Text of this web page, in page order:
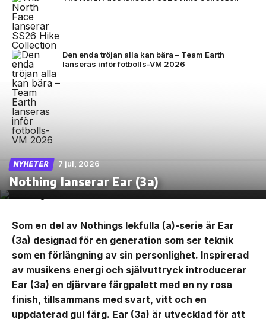
Den enda tröjan alla kan bära – Team Earth
lanseras inför fotbolls-VM 2026
NYHETER 7 jul, 2026
Nothing lanserar Ear (3a)
Som en del av Nothings lekfulla (a)-serie är Ear
(3a) designad för en generation som ser teknik
som en förlängning av sin personlighet. Inspirerad
av musikens energi och självuttryck introducerar
Ear (3a) en djärvare färgpalett med en ny rosa
finish, tillsammans med svart, vitt och en
uppdaterad gul färg. Ear (3a) är utvecklad för att